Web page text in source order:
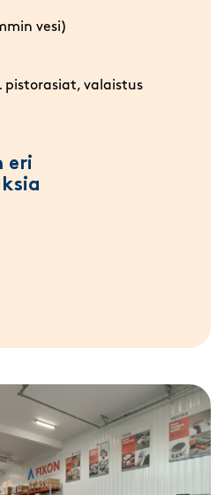
vesi)
pistorasiat, valaistus
eri